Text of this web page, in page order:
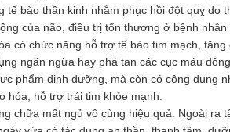
tế bào thần kinh nhằm phục hồi đột quỵ
của não, điều trị tổn thương ở bệnh nhân
có chức năng hỗ trợ tế bào tim mạch,
ngăn ngừa hay phá tan các cục máu
phẩm dinh dưỡng, mà còn có công
hóa, hỗ trợ trái tim khỏe mạnh.
chữa mất ngủ vô cùng hiệu quả. Ngoài ra